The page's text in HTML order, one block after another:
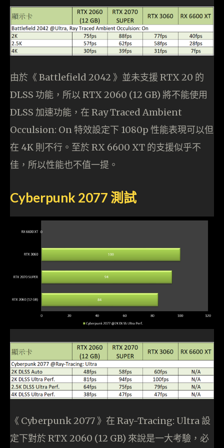
由於《 Battlefield 2042 》並未支援 RTX 20 的
DLSS 功能，所以 RTX 2060 (12 GB) 將不能使用
DLSS 加速功能，在 Ray Traced Ambient
Occulsion: On 特效設定下 1080p 性能表現可以但
在 4K 則不行。至於 RX 6600 XT 的支援似乎不
佳，所以性能也不值一提。
Cyberpunk 2077 測試
《 Cyberpunk 2077 》在 Ray-Tracing: Ultra 設
定下對於 RTX 2060 (12 GB) 來說是一大考驗，必